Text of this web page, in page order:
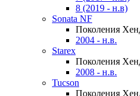
8 (2019 - н.в)
Sonata NF
Поколения
2004 - н.в.
Starex
Поколения
2008 - н.в.
Tucson
Поколения